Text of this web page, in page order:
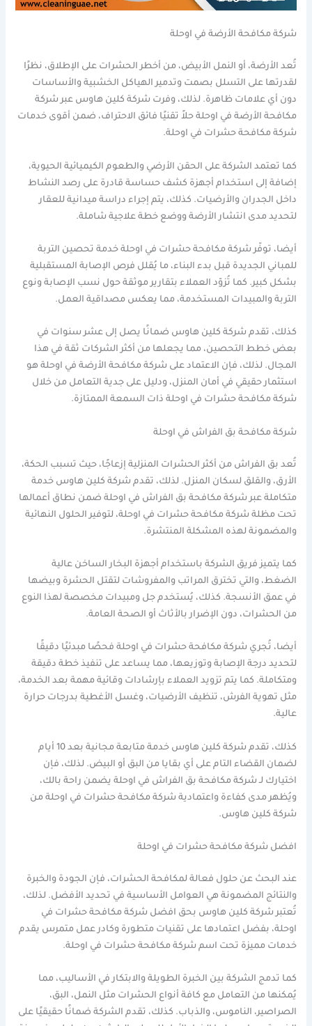
شركة مكافحة الأرضة في اوحلة
تُعد الأرضة، أو النمل الأبيض، من أخطر الحشرات على الإطلاق، نظرًا
لقدرتها على التسلل بصمت وتدمير الهياكل الخشبية والأساسات
دون أي علامات ظاهرة. لذلك، وفرت شركة كلين هاوس عبر شركة
مكافحة الأرضة في اوحلة حلاً تقنيًا فائق الاحتراف، ضمن أقوى خدمات
شركة مكافحة حشرات في اوحلة.
كما تعتمد الشركة على الحقن الأرضي والطعوم الكيميائية الحيوية،
إضافة إلى استخدام أجهزة كشف حساسة قادرة على رصد النشاط
داخل الجدران والأرضيات. كذلك، يتم إجراء دراسة ميدانية للعقار
لتحديد مدى انتشار الأرضة ووضع خطة علاجية شاملة.
أيضا، توفّر شركة مكافحة حشرات في اوحلة خدمة تحصين التربة
للمباني الجديدة قبل بدء البناء، ما يُقلل فرص الإصابة المستقبلية
بشكل كبير. كما تُزوّد العملاء بتقارير موثقة حول نسب الإصابة ونوع
التربة والمبيدات المستخدمة، مما يعكس مصداقية العمل.
كذلك، تقدم شركة كلين هاوس ضمانًا يصل إلى عشر سنوات في
بعض خطط التحصين، مما يجعلها من أكثر الشركات ثقة في هذا
المجال. لذلك، فإن الاعتماد على شركة مكافحة الأرضة في اوحلة هو
استثمار حقيقي في أمان المنزل، ودليل على جدية التعامل من خلال
شركة مكافحة حشرات في اوحلة ذات السمعة الممتازة.
شركة مكافحة بق الفراش في اوحلة
تُعد بق الفراش من أكثر الحشرات المنزلية إزعاجًا، حيث تسبب الحكة،
الأرق، والقلق لسكان المنزل. لذلك، تقدم شركة كلين هاوس خدمة
متكاملة عبر شركة مكافحة بق الفراش في اوحلة ضمن نطاق أعمالها
تحت مظلة شركة مكافحة حشرات في اوحلة، لتوفير الحلول النهائية
والمضمونة لهذه المشكلة المنتشرة.
كما يتميز فريق الشركة باستخدام أجهزة البخار الساخن عالية
الضغط، والتي تخترق المراتب والمفروشات لتقتل الحشرة وبيضها
في عمق الأنسجة. كذلك، يُستخدم جل ومبيدات مخصصة لهذا النوع
من الحشرات، دون الإضرار بالأثاث أو الصحة العامة.
أيضا، تُجري شركة مكافحة حشرات في اوحلة فحصًا مبدئيًا دقيقًا
لتحديد درجة الإصابة وتوزيعها، مما يساعد على تنفيذ خطة دقيقة
ومتكاملة. كما يتم تزويد العملاء بإرشادات وقائية مهمة بعد الخدمة،
مثل تهوية الفرش، تنظيف الأرضيات، وغسل الأغطية بدرجات حرارة
عالية.
كذلك، تقدم شركة كلين هاوس خدمة متابعة مجانية بعد 10 أيام
لضمان القضاء التام على أي بقايا من البق أو البيض. لذلك، فإن
اختيارك لـ شركة مكافحة بق الفراش في اوحلة يضمن راحة بالك،
ويُظهر مدى كفاءة واعتمادية شركة مكافحة حشرات في اوحلة من
شركة كلين هاوس.
افضل شركة مكافحة حشرات في اوحلة
عند البحث عن حلول فعالة لمكافحة الحشرات، فإن الجودة والخبرة
والنتائج المضمونة هي العوامل الأساسية في تحديد الأفضل. لذلك،
تُعتبر شركة كلين هاوس بحق افضل شركة مكافحة حشرات في
اوحلة، بفضل اعتمادها على تقنيات متطورة وكادر عمل متمرس يقدم
خدمات مميزة تحت اسم شركة مكافحة حشرات في اوحلة.
كما تدمج الشركة بين الخبرة الطويلة والابتكار في الأساليب، مما
يُمكنها من التعامل مع كافة أنواع الحشرات مثل النمل، البق،
الصراصير، الناموس، والذباب. كذلك، تقدم الشركة ضمانًا حقيقيًا على